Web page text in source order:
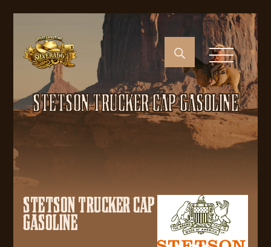
STETSON TRUCKER CAP GASOLINE
STETSON TRUCKER CAP
GASOLINE